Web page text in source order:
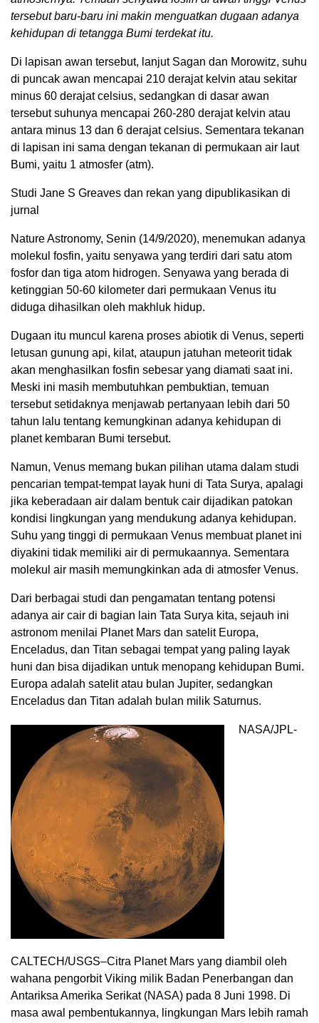
tersebut baru-baru ini makin menguatkan dugaan adanya
kehidupan di tetangga Bumi terdekat itu.
Di lapisan awan tersebut, lanjut Sagan dan Morowitz, suhu
di puncak awan mencapai 210 derajat kelvin atau sekitar
minus 60 derajat celsius, sedangkan di dasar awan
tersebut suhunya mencapai 260-280 derajat kelvin atau
antara minus 13 dan 6 derajat celsius. Sementara tekanan
di lapisan ini sama dengan tekanan di permukaan air laut
Bumi, yaitu 1 atmosfer (atm).
Studi Jane S Greaves dan rekan yang dipublikasikan di
jurnal
Nature Astronomy, Senin (14/9/2020), menemukan adanya
molekul fosfin, yaitu senyawa yang terdiri dari satu atom
fosfor dan tiga atom hidrogen. Senyawa yang berada di
ketinggian 50-60 kilometer dari permukaan Venus itu
diduga dihasilkan oleh makhluk hidup.
Dugaan itu muncul karena proses abiotik di Venus, seperti
letusan gunung api, kilat, ataupun jatuhan meteorit tidak
akan menghasilkan fosfin sebesar yang diamati saat ini.
Meski ini masih membutuhkan pembuktian, temuan
tersebut setidaknya menjawab pertanyaan lebih dari 50
tahun lalu tentang kemungkinan adanya kehidupan di
planet kembaran Bumi tersebut.
Namun, Venus memang bukan pilihan utama dalam studi
pencarian tempat-tempat layak huni di Tata Surya, apalagi
jika keberadaan air dalam bentuk cair dijadikan patokan
kondisi lingkungan yang mendukung adanya kehidupan.
Suhu yang tinggi di permukaan Venus membuat planet ini
diyakini tidak memiliki air di permukaannya. Sementara
molekul air masih memungkinkan ada di atmosfer Venus.
Dari berbagai studi dan pengamatan tentang potensi
adanya air cair di bagian lain Tata Surya kita, sejauh ini
astronom menilai Planet Mars dan satelit Europa,
Enceladus, dan Titan sebagai tempat yang paling layak
huni dan bisa dijadikan untuk menopang kehidupan Bumi.
Europa adalah satelit atau bulan Jupiter, sedangkan
Enceladus dan Titan adalah bulan milik Saturnus.
NASA/JPL-
CALTECH/USGS–Citra Planet Mars yang diambil oleh
wahana pengorbit Viking milik Badan Penerbangan dan
Antariksa Amerika Serikat (NASA) pada 8 Juni 1998. Di
masa awal pembentukannya, lingkungan Mars lebih ramah